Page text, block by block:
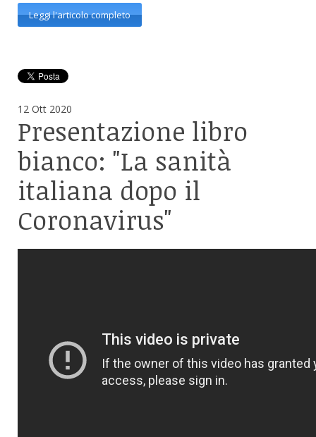
Leggi l'articolo completo
12 Ott 2020
Presentazione libro
bianco: "La sanità
italiana dopo il
Coronavirus"